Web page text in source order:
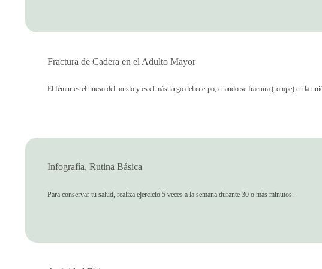
Fractura de Cadera en el Adulto Mayor
El fémur es el hueso del muslo y es el más largo del cuerpo, cuando se fractura (rompe) en la
Infografía, Rutina Básica
Para conservar tu salud, realiza ejercicio 5 veces a la semana durante 30 o más minutos.